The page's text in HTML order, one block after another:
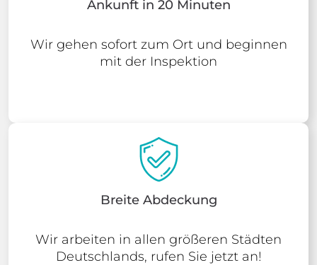
Ankunft in 20 Minuten
Wir gehen sofort zum Ort und beginnen
mit der Inspektion
Breite Abdeckung
Wir arbeiten in allen größeren Städten
Deutschlands, rufen Sie jetzt an!